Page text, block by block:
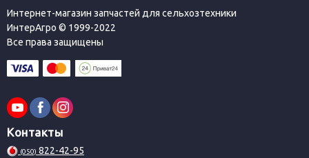
Интернет-магазин запчастей для сельхозтехники
ИнтерАгро © 1999-2022
Все права защищены
Контакты
(050) 822-42-95